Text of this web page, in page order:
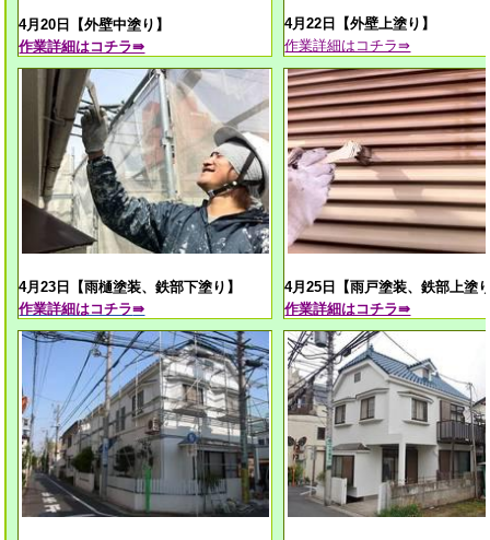
4月20日【外壁中塗り】
作業詳細はコチラ⇛
4月22日【外壁上塗り】
作業詳細はコチラ⇛
4月23日【雨樋塗装、鉄部下塗り】
作業詳細はコチラ⇛
4月25日【雨戸塗装、鉄部上塗
作業詳細はコチラ⇛